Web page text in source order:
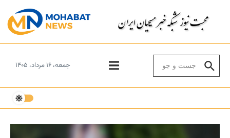
جمعه، ۱۶ مرداد، ۱۴۰۵